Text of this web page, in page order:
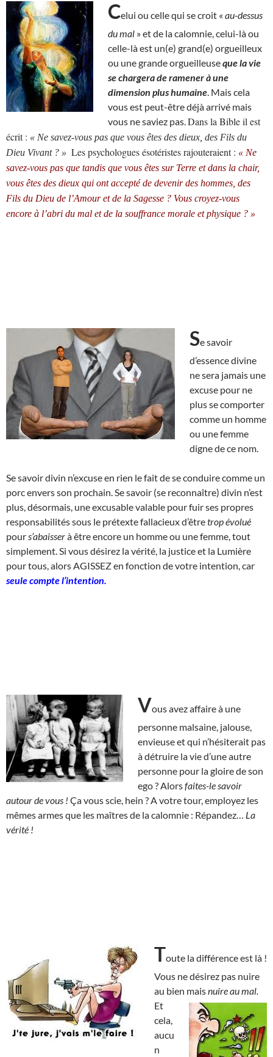
Celui ou celle qui se croit « au-dessus
du mal » et de la calomnie, celui-là ou
celle-là est un(e) grand(e) orgueilleux
ou une grande orgueilleuseque la vie
se chargera de ramener à une
dimension plus humaine . Mais cela
vous est peut-être déjà arrivé mais
vous ne saviez pas. Dans la Bible il est
écrit : « Ne savez-vous pas que vous êtes des dieux, des Fils du
Dieu Vivant ? » Les psychologues ésotéristes rajouteraient : « Ne
savez-vous pas que tandis que vous êtes sur Terre et dans la chair,
vous êtes des dieux qui ont accepté de devenir des hommes, des
Fils du Dieu de l’Amour et de la Sagesse ? Vous croyez-vous
encore à l’abri du mal et de la souffrance morale et physique ? »
Se savoir
d’essence divine
ne sera jamais une
excuse pour ne
plus se comporter
comme un homme
ou une femme
digne de ce nom.
Se savoir divin n’excuse en rien le fait de se conduire comme un
porc envers son prochain. Se savoir (se reconnaître) divin n’est
plus, désormais, une excusable valable pour fuir ses propres
responsabilités sous le prétexte fallacieux d’êtretrop évolué
pour s’abaisserà être encore un homme ou une femme, tout
simplement. Si vous désirez la vérité, la justice et la Lumière
pour tous, alors AGISSEZ en fonction de votre intention, car
seule compte l’intention.
Vous avez affaire à une
personne malsaine, jalouse,
envieuse et qui n’hésiterait pas
à détruire la vie d’une autre
personne pour la gloire de son
ego ? Alorsfaites-le savoir
autour de vous ! Ça vous scie, hein ? A votre tour, employez les
mêmes armes que les maîtres de la calomnie : Répandez… La
vérité !
Toute la différence est là !
Vous ne désirez pas nuire
au bien maisnuire au mal.
Et
cela,
aucu
n